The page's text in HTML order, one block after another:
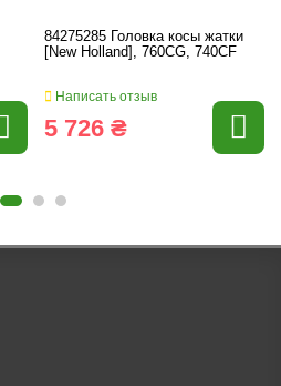
84275285 Головка косы жатки
[New Holland], 760CG, 740CF
Написать отзыв
5 726 ₴